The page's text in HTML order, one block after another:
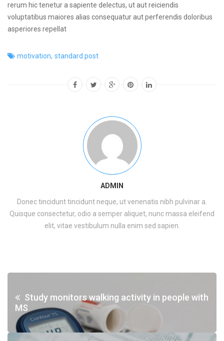
rerum hic tenetur a sapiente delectus, ut aut reiciendis
voluptatibus maiores alias consequatur aut perferendis doloribus
asperiores repellat
motivation, standard post
ADMIN
Donec tincidunt tincidunt neque, ut venenatis nibh pulvinar a.
Quisque consectetur, odio a semper aliquet, nunc massa eleifend
elit, vitae vestibulum nulla enim sed sapien.
Study monitors walking activity in people with
MS